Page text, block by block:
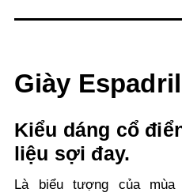
Giày
Kiểu dáng cổ
liệu sợi đay.
Là biểu tượng của